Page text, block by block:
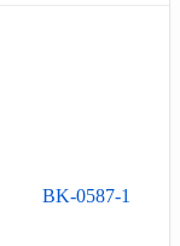
BK-0587-1